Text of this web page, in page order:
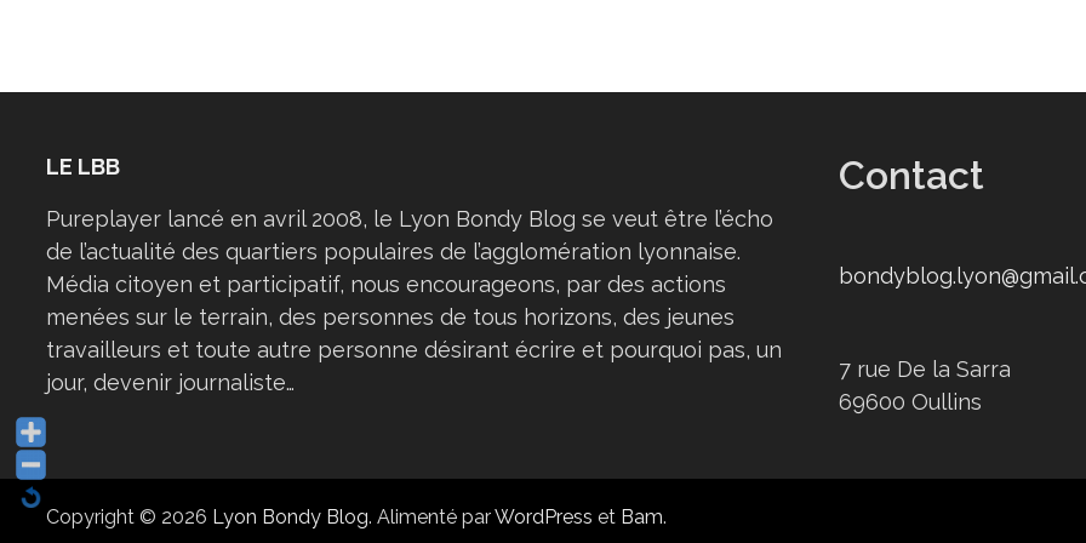
LE LBB
Pureplayer lancé en avril 2008, le Lyon Bondy Blog se veut être l’écho
de l’actualité des quartiers populaires de l’agglomération lyonnaise.
Média citoyen et participatif, nous encourageons, par des actions
menées sur le terrain, des personnes de tous horizons, des jeunes
travailleurs et toute autre personne désirant écrire et pourquoi pas, un
jour, devenir journaliste…
Contact
7 rue De la Sarra
69600 Oullins
Copyright © 2026 Lyon Bondy Blog. Alimenté parWordPress et Bam.